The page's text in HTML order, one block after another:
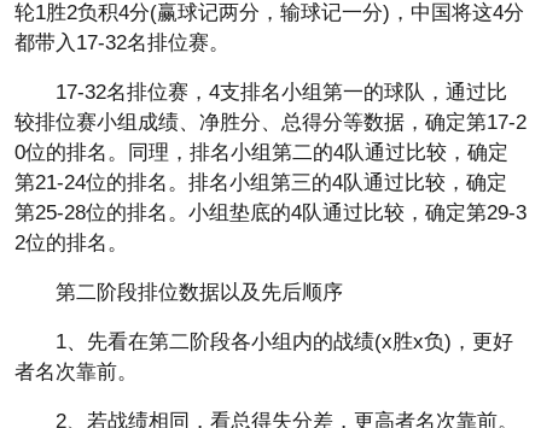
轮1胜2负积4分(赢球记两分，输球记一分)，中国将这4分
都带入17-32名排位赛。
17-32名排位赛，4支排名小组第一的球队，通过比
较排位赛小组成绩、净胜分、总得分等数据，确定第17-2
0位的排名。同理，排名小组第二的4队通过比较，确定
第21-24位的排名。排名小组第三的4队通过比较，确定
第25-28位的排名。小组垫底的4队通过比较，确定第29-3
2位的排名。
第二阶段排位数据以及先后顺序
1、先看在第二阶段各小组内的战绩(x胜x负)，更好
者名次靠前。
2、若战绩相同，看总得失分差，更高者名次靠前。